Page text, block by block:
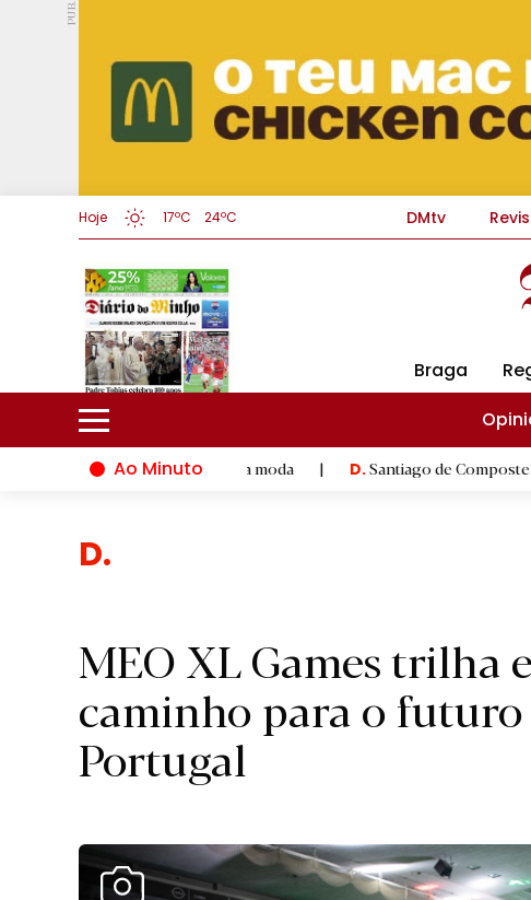
PUB.
Hoje 17ºC 24ºC DMtv
Braga
Ao Minuto
do mundo da moda D.Santiago de Compostela inaugura
Desport
MEO XL Games trilha
caminho para o futuro
Portugal
Ver Galeria